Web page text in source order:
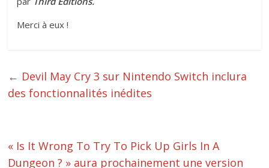
Merci à eux !
← Devil May Cry 3 sur Nintendo Switch inclura
des fonctionnalités inédites
« Is It Wrong To Try To Pick Up Girls In A
Dungeon ? » aura prochainement une version